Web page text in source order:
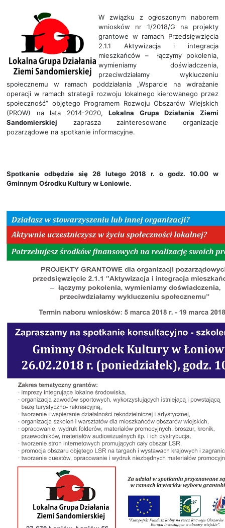
W związku z ogłoszonym naborem
wniosków nr 1/2018/G na projekty
grantowe w ramach Przedsięwzięcia
2.1.1 Aktywizacja i integracja
mieszkańców – łączymy pokolenia,
wymieniamy doświadczenia,
przeciwdziałamy wykluczeniu
społecznemu w ramach poddziałania „Wsparcie na wdrażanie
operacji w ramach strategii rozwoju lokalnego kierowanego przez
społeczność” objętego Programem Rozwoju Obszarów Wiejskich
(PROW) na lata 2014-2020,Lokalna Grupa Działania Ziemi
Sandomierskiej zaprasza zainteresowane organizacje
pozarządowe na spotkanie informacyjne.
Spotkanie odbędzie się 26 lutego 2018 r. o godz. 10.00 w
Gminnym Ośrodku Kultury w Łoniowie.